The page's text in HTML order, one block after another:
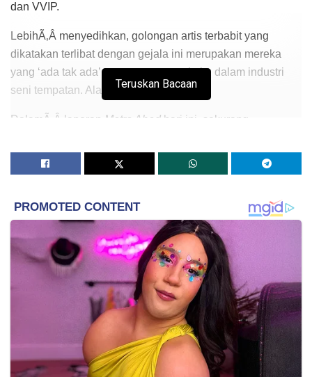
dan VVIP.
LebihÃ‚Â menyedihkan, golongan artis terbabit yang
dikatakan terlibat dengan gejala ini merupakan mereka
yang ‘ada tak ada’ atau suam-suam kuku dalam industri
seni tempatan. Alahai…
DalamÃ‚Â laporan Metro Ahad hari ini, sekurang-
pemantauan pihak berkuasa ketika ini.
mampu memandu kenderaan mewah walaupun tidak
menerima tawaran secara konsisten dalam bidang
nyanyian mahupun lakonan.
Menurut laporan sama, individu terbabit bukan sahaja sudi
menjadi peneman golongan VVIP ke pusat hiburan, malah
turut menjadi pemuas nafsu dengan bayaran sehingga
RM5,000 serta tajaan-tajaan mewah lain.
Memetik kenyataan Ketua Penolong Pengarah Bahagian
Perjudian, Kongsi Gelap dan Maksiat (D7) Bukit Aman
Teruskan Bacaan